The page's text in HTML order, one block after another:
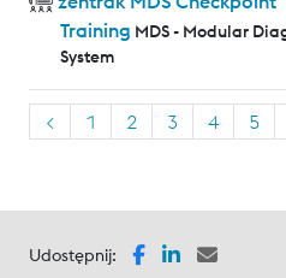
Training MDS - Modular
System
< 1 2 3 4 5
Udostępnij: